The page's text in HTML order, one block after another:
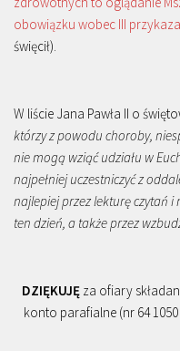
obowiązku wobec III
święcił).
W liście Jana Pawła II o
którzy z powodu choroby,
nie mogą wziąć udziału w
najpełniej uczestniczyć z
najlepiej przez lekturę czytań
ten dzień, a także przez
DZIĘKUJĘ za ofiary
konto parafialne (nr 64 1050